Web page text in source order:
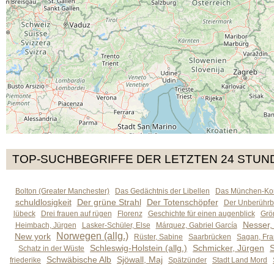
TOP-SUCHBEGRIFFE DER LETZTEN 24
Bolton (Greater Manchester) Das Gedächtnis der Libellen Das München-
schuldlosigkeit Der grüne Strahl Der Totenschöpfer
Der
lübeck
Drei frauen auf rügen Florenz Geschichte für einen augenblick
Heimbach, Jürgen
Lasker-Schüler, Else Márquez, Gabriel García
New york
Norwegen (allg.) Rüster, Sabine Saarbrücken
Sagan,
Schatz in der Wüste
Schleswig-Holstein (allg.) Schmicker, Jürgen
friederike Schwäbische Alb Sjöwall, Maj Spätzünder Stadt Land Mord